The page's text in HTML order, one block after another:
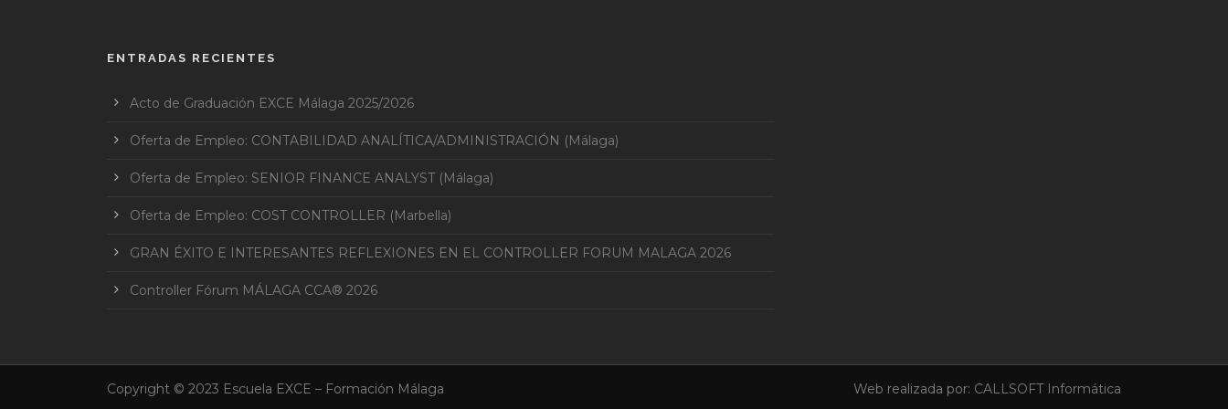
ENTRADAS RECIENTES
Acto de Graduación EXCE Málaga 2025/2026
Oferta de Empleo: CONTABILIDAD ANALÍTICA/ADMINISTRACIÓN (Málaga)
Oferta de Empleo: SENIOR FINANCE ANALYST (Málaga)
Oferta de Empleo: COST CONTROLLER (Marbella)
GRAN ÉXITO E INTERESANTES REFLEXIONES EN EL CONTROLLER FORUM MALAGA 2026
Controller Fórum MÁLAGA CCA® 2026
Copyright © 2023 Escuela EXCE – Formación Málaga Web realizada por: CALLSOFT Informática